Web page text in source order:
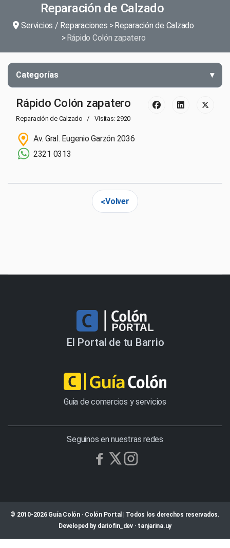
Reparación de Calzado
Servicios / Reparaciones
Reparación de Calzado
Rápido Colón zapatero
Categorías
Rápido Colón zapatero
Reparación de Calzado Visitas: 2920
Av. Gral. Eugenio Garzón 2036
2321 0313
Volver
El Portal de tu Barrio
Guia de comercios y servicios
Seguinos en nuestras redes
© 2010-2026 Guía Colón · Colón Portal | Todos los derechos reservados.
Developed by dariofin_dev· tanjarina.uy